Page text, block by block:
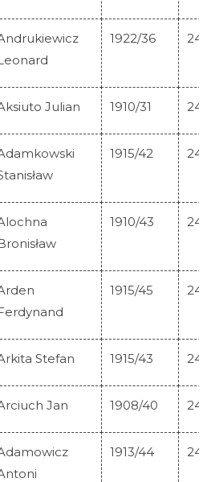
1922/36
Julian 1910/31
1915/42
1910/43
1915/45
Stefan 1915/43
Jan 1908/40
1913/44